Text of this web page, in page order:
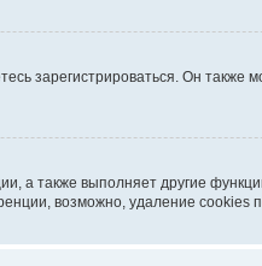
зарегистрироваться. Он также
а также выполняет другие
возможно, удаление cookies